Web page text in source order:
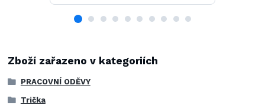
Zboží zařazeno v kategoriích
PRACOVNÍ ODĚVY
Trička